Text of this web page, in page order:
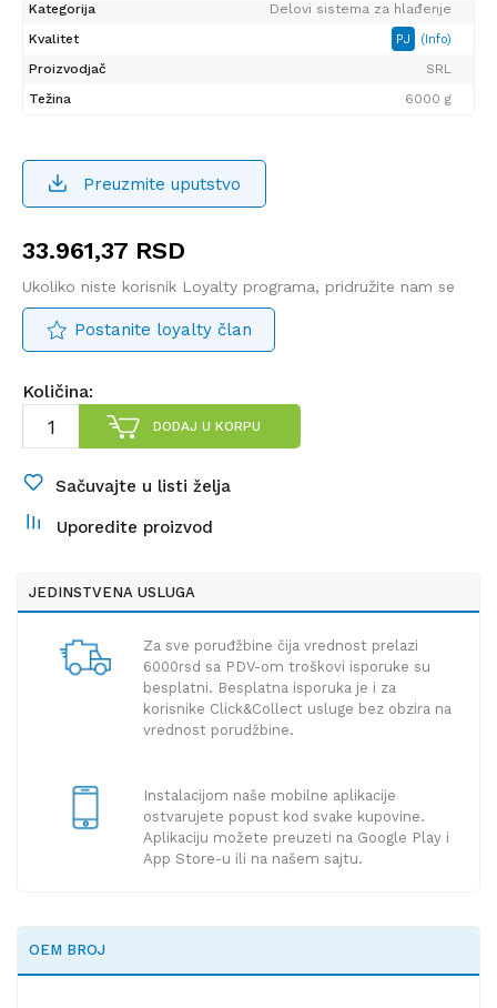
Kategorija
Delovi sistema za hlađenje
Kvalitet
PJ (Info)
Proizvodjač
SRL
Težina
6000 g
Preuzmite uputstvo
33.961,37 RSD
Ukoliko niste korisnik Loyalty programa, pridružite nam se
Postanite loyalty član
Količina:
DODAJ U KORPU
Sačuvajte u listi želja
Uporedite proizvod
JEDINSTVENA USLUGA
Za sve poruđžbine čija vrednost prelazi
6000rsd sa PDV-om troškovi isporuke su
besplatni. Besplatna isporuka je i za
korisnike Click&Collect usluge bez obzira na
vrednost porudžbine.
Instalacijom naše mobilne aplikacije
ostvarujete popust kod svake kupovine.
Aplikaciju možete preuzeti na Google Play i
App Store-u ili na našem sajtu.
OEM BROJ